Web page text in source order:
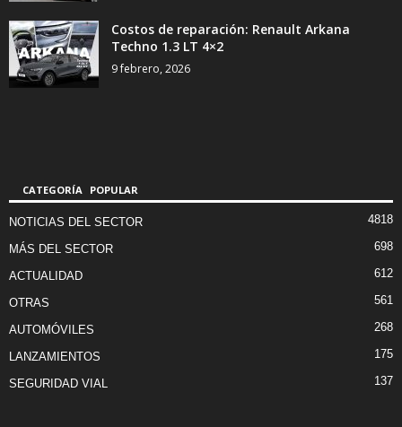
Costos de reparación: Renault Arkana
Techno 1.3 LT 4×2
9 febrero, 2026
CATEGORÍA POPULAR
NOTICIAS DEL SECTOR 4818
MÁS DEL SECTOR 698
ACTUALIDAD 612
OTRAS 561
AUTOMÓVILES 268
LANZAMIENTOS 175
SEGURIDAD VIAL 137